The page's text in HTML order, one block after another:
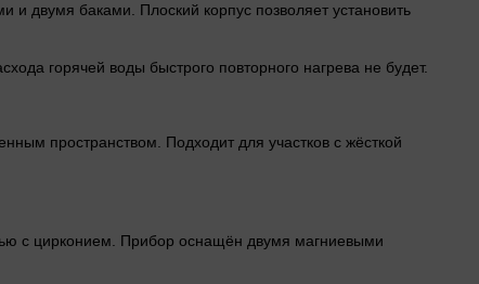
двумя баками. Плоский корпус позволяет установить
горячей воды быстрого повторного нагрева не будет.
пространством. Подходит для участков с жёсткой
с цирконием. Прибор оснащён двумя магниевыми